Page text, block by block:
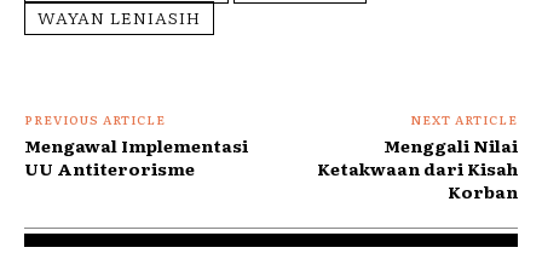
WAYAN LENIASIH
PREVIOUS ARTICLE
Mengawal Implementasi
UU Antiterorisme
NEXT ARTICLE
Menggali Nilai
Ketakwaan dari Kisah
Korban